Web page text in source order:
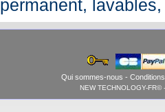
permanent,
Qui sommes-nous -
NEW TECHNOLOGY-